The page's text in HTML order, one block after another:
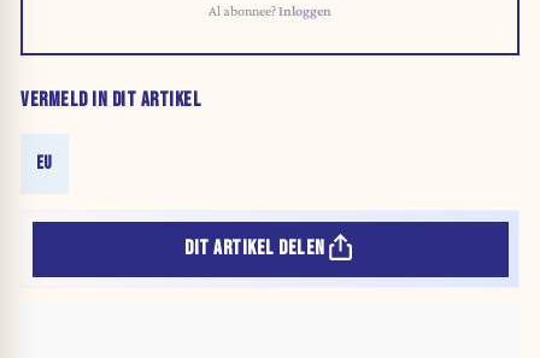
Al abonnee?Inloggen
VERMELD IN DIT ARTIKEL
EU
DIT ARTIKEL DELEN